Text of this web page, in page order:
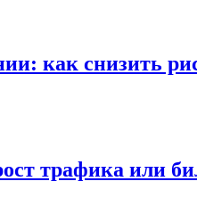
как снизить
трафика или